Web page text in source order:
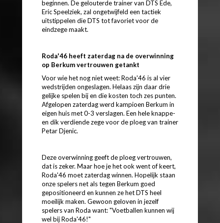
beginnen. De gelouterde trainer van DTS Ede,
Eric Speelziek, zal ongetwijfeld een tactiek
uitstippelen die DTS tot favoriet voor de
eindzege maakt.
Roda'46 heeft zaterdag na de overwinning
op Berkum vertrouwen getankt
Voor wie het nog niet weet: Roda'46 is al vier
wedstrijden ongeslagen. Helaas zijn daar drie
gelijke spelen bij en die kosten toch zes punten.
Afgelopen zaterdag werd kampioen Berkum in
eigen huis met 0-3 verslagen. Een hele knappe-
en dik verdiende zege voor de ploeg van trainer
Petar Djenic.
Deze overwinning geeft de ploeg vertrouwen,
dat is zeker. Maar hoe je het ook went of keert,
Roda'46 moet zaterdag winnen. Hopelijk staan
onze spelers net als tegen Berkum goed
gepositioneerd en kunnen ze het DTS heel
moeilijk maken. Gewoon geloven in jezelf
spelers van Roda want: "Voetballen kunnen wij
wel bij Roda'46!"